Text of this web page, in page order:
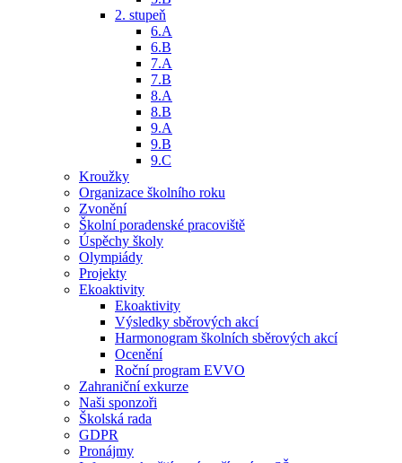
2. stupeň
6.A
6.B
7.A
7.B
8.A
8.B
9.A
9.B
9.C
Kroužky
Organizace školního roku
Zvonění
Školní poradenské pracoviště
Úspěchy školy
Olympiády
Projekty
Ekoaktivity
Ekoaktivity
Výsledky sběrových akcí
Harmonogram školních sběrových akcí
Ocenění
Roční program EVVO
Zahraniční exkurze
Naši sponzoři
Školská rada
GDPR
Pronájmy